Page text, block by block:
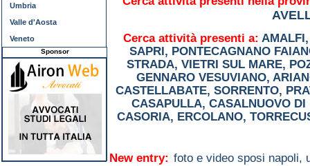
Cerca attività presenti a: AMALFI
SAPRI, PONTECAGNANO
STRADA, VIETRI SUL MARE,
GENNARO VESUVIANO,
CASTELLABATE, SORRENTO,
CASAPULLA, CASALNUOVO DI
CASORIA, ERCOLANO,
New entry: foto e video sposi napoli,
Umbria
Valle d'Aosta
Veneto
Sponsor